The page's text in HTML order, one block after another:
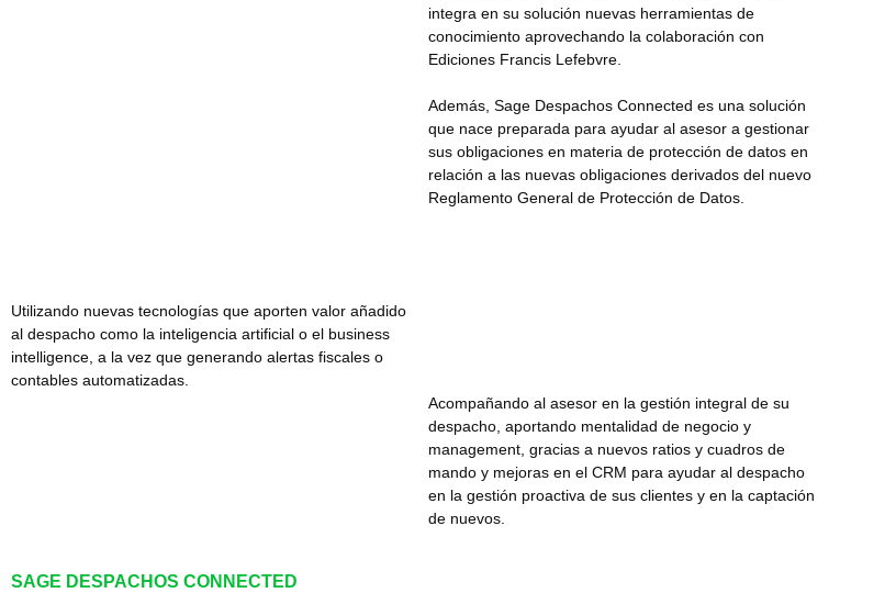
integra en su solución nuevas herramientas de
conocimiento aprovechando la colaboración con
Ediciones Francis Lefebvre.
Además, Sage Despachos Connected es una solución
que nace preparada para ayudar al asesor a gestionar
sus obligaciones en materia de protección de datos en
relación a las nuevas obligaciones derivados del nuevo
Reglamento General de Protección de Datos.
Utilizando nuevas tecnologías que aporten valor añadido
al despacho como la inteligencia artificial o el business
intelligence, a la vez que generando alertas fiscales o
contables automatizadas.
Acompañando al asesor en la gestión integral de su
despacho, aportando mentalidad de negocio y
management, gracias a nuevos ratios y cuadros de
mando y mejoras en el CRM para ayudar al despacho
en la gestión proactiva de sus clientes y en la captación
de nuevos.
SAGE DESPACHOS CONNECTED